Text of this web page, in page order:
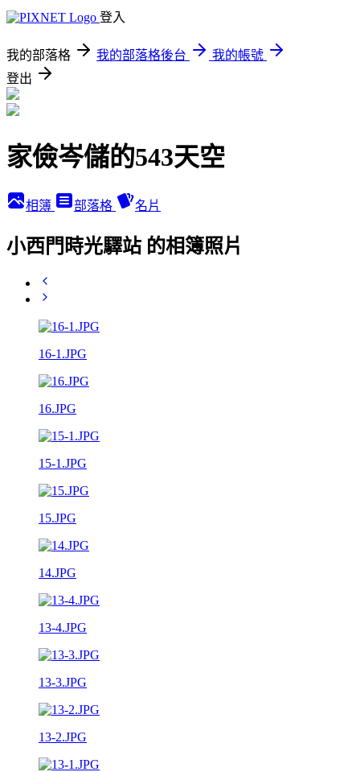
登入
我的部落格 我的部落格後台
我的帳號
登出
家儉岑儲的543天空
相簿 部落格 名片
小西門時光驛站 的相簿照片
16-1.JPG
16.JPG
15-1.JPG
15.JPG
14.JPG
13-4.JPG
13-3.JPG
13-2.JPG